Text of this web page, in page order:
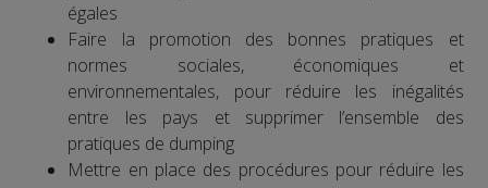
égales
Faire la promotion des bonnes pratiques et
normes sociales, économiques et
environnementales, pour réduire les inégalités
entre les pays et supprimer l’ensemble des
pratiques de dumping
Mettre en place des procédures pour réduire les